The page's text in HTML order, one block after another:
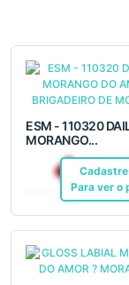
ESM - 110320
MORANGO...
Para ver o
R$